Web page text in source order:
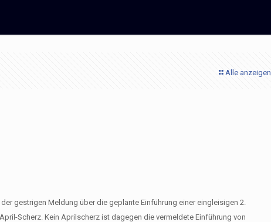
Alle anzeigen
gestrigen Meldung über die geplante Einführung einer eingleisigen 2.
Scherz. Kein Aprilscherz ist dagegen die vermeldete Einführung von